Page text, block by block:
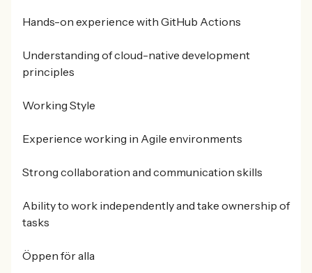
Hands-on experience with GitHub Actions
Understanding of cloud-native development
principles
Working Style
Experience working in Agile environments
Strong collaboration and communication skills
Ability to work independently and take ownership of
tasks
Öppen för alla